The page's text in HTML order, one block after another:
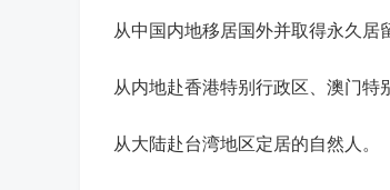
从中国内地移居国外并取得永久居
从内地赴香港特别行政区、澳门特
从大陆赴台湾地区定居的自然人。